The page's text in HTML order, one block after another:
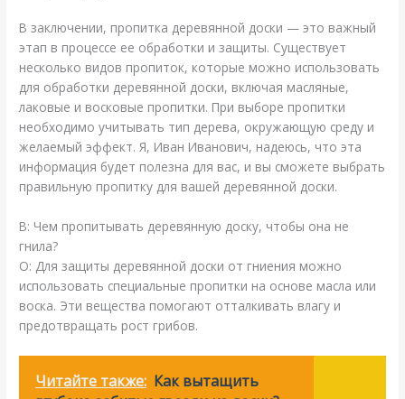
В заключении, пропитка деревянной доски — это важный
этап в процессе ее обработки и защиты. Существует
несколько видов пропиток, которые можно использовать
для обработки деревянной доски, включая масляные,
лаковые и восковые пропитки. При выборе пропитки
необходимо учитывать тип дерева, окружающую среду и
желаемый эффект. Я, Иван Иванович, надеюсь, что эта
информация будет полезна для вас, и вы сможете выбрать
правильную пропитку для вашей деревянной доски.
В: Чем пропитывать деревянную доску, чтобы она не
гнила?
О: Для защиты деревянной доски от гниения можно
использовать специальные пропитки на основе масла или
воска. Эти вещества помогают отталкивать влагу и
предотвращать рост грибов.
Читайте также: Как вытащить